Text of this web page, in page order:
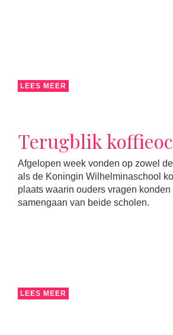
LEES MEER
Terugblik
Afgelopen week vonden op zowel
als de Koningin Wilhelminaschool
plaats waarin ouders vragen
samengaan van beide scholen.
LEES MEER